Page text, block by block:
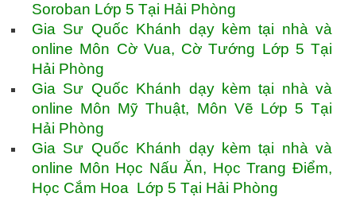
Soroban Lớp 5 Tại Hải Phòng
Gia Sư Quốc Khánh dạy kèm tại nhà và
online Môn Cờ Vua, Cờ Tướng Lớp 5 Tại
Hải Phòng
Gia Sư Quốc Khánh dạy kèm tại nhà và
online Môn Mỹ Thuật, Môn Vẽ Lớp 5 Tại
Hải Phòng
Gia Sư Quốc Khánh dạy kèm tại nhà và
online Môn Học Nấu Ăn, Học Trang Điểm,
Học Cắm Hoa Lớp 5 Tại Hải Phòng